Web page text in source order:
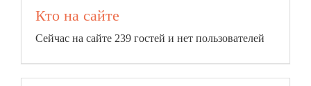
Кто на сайте
Сейчас на сайте 239 гостей и нет пользователей